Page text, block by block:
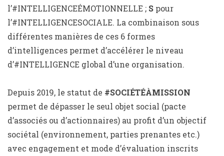
l’#INTELLIGENCEÉMOTIONNELLE ; S pour
l’#INTELLIGENCESOCIALE. La combinaison sous
différentes manières de ces 6 formes
d’intelligences permet d’accélérer le niveau
d’#INTELLIGENCE global d’une organisation.
Depuis 2019, le statut de #SOCIÉTÉÀMISSION
permet de dépasser le seul objet social (pacte
d’associés ou d’actionnaires) au profit d’un objectif
sociétal (environnement, parties prenantes etc.)
avec engagement et mode d’évaluation inscrits